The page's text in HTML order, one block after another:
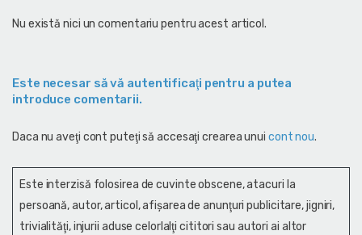
Nu există nici un comentariu pentru acest articol.
Este necesar să vă autentificaţi pentru a putea
introduce comentarii.
Daca nu aveţi cont puteţi să accesaţi crearea unui cont nou.
Este interzisă folosirea de cuvinte obscene, atacuri la
persoană, autor, articol, afişarea de anunţuri publicitare, jigniri,
trivialităţi, injurii aduse celorlalţi cititori sau autori ai altor